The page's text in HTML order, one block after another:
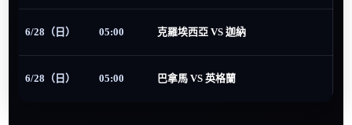
6/28（日） 05:00 克羅埃西亞 VS 迦納
6/28（日） 05:00 巴拿馬 VS 英格蘭